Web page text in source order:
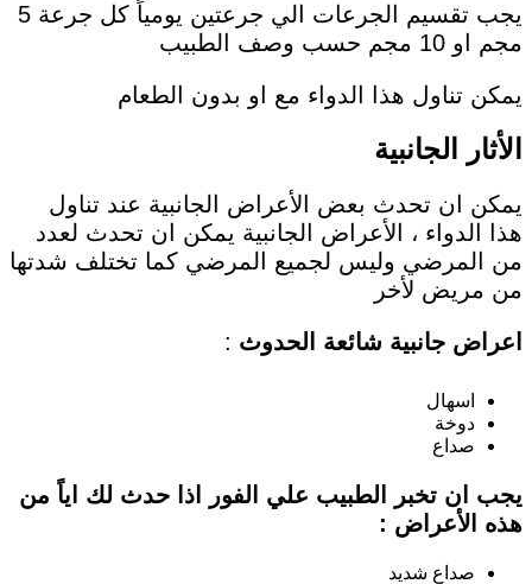
يجب تقسيم الجرعات الي جرعتين يومياً كل جرعة 5
مجم او 10 مجم حسب وصف الطبيب
يمكن تناول هذا الدواء مع او بدون الطعام
الأثار الجانبية
يمكن ان تحدث بعض الأعراض الجانبية عند تناول
هذا الدواء ، الأعراض الجانبية يمكن ان تحدث لعدد
من المرضي وليس لجميع المرضي كما تختلف شدتها
من مريض لأخر
اعراض جانبية شائعة الحدوث :
اسهال
دوخة
صداع
يجب ان تخبر الطبيب علي الفور اذا حدث لك اياً من
هذه الأعراض :
صداع شديد